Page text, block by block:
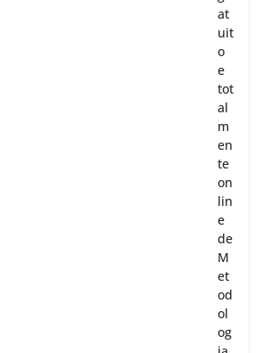
at
uit
o
e
tot
al
m
en
te
on
lin
e
de
M
et
od
ol
og